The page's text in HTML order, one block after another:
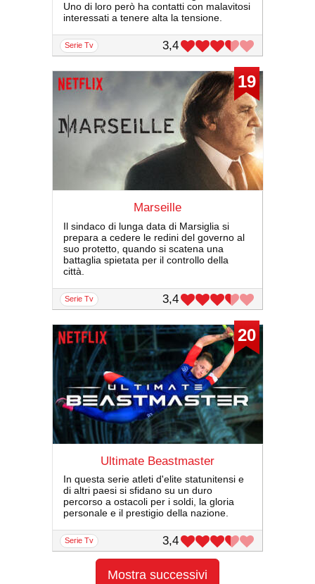
Uno di loro però ha contatti con malavitosi
interessati a tenere alta la tensione.
serie Tv 3,4
19
Marseille
Il sindaco di lunga data di Marsiglia si
prepara a cedere le redini del governo al
suo protetto, quando si scatena una
battaglia spietata per il controllo della
città.
serie Tv 3,4
20
Ultimate Beastmaster
In questa serie atleti d'elite statunitensi e
di altri paesi si sfidano su un duro
percorso a ostacoli per i soldi, la gloria
personale e il prestigio della nazione.
serie Tv 3,4
Mostra successivi